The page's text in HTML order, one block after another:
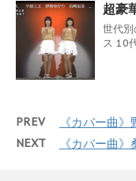
超豪
世代
ス 10
PREV 《カバー曲
NEXT 《カバー曲